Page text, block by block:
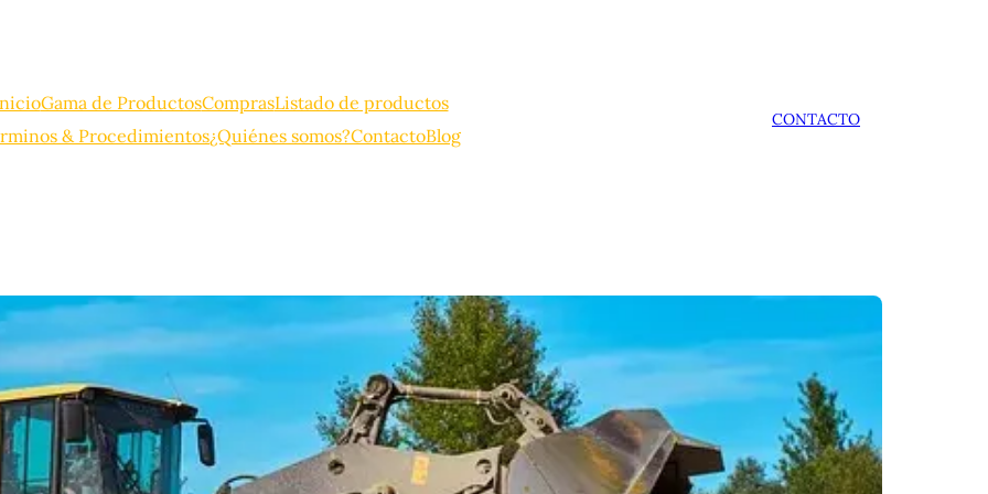
Gama de ProductosComprasListado de productos
& Procedimientos¿Quiénes somos?ContactoBlog
CONTACTO